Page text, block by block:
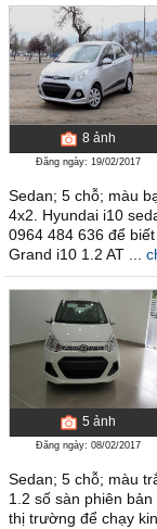
8 ảnh
Đăng ngày: 19/02/2017
Sedan; 5 chỗ; màu
4x2. Hyundai i10
0964 484 636 để
Grand i10 1.2 AT ...
5 ảnh
Đăng ngày: 08/02/2017
Sedan; 5 chỗ; màu
1.2 số sàn phiên
thị trường để chạy